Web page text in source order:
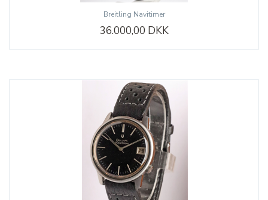
Breitling Navitimer
36.000,00 DKK